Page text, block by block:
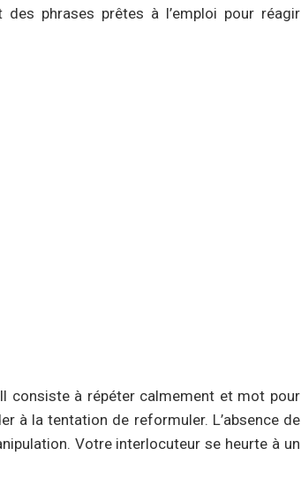
phrases prêtes à l’emploi pour réagir
consiste à répéter calmement et mot pour
à la tentation de reformuler. L’absence de
Votre interlocuteur se heurte à un